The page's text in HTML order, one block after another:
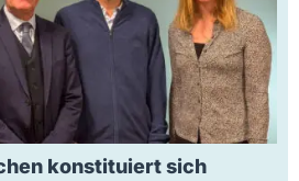
konstituiert sich